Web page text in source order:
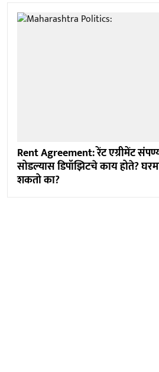
Rent Agreement: रेंट एग्रीमेंट
सोडल्यास डिपॉझिटचे काय होते?
शकतो का?